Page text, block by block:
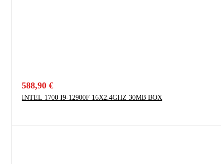
588,90 €
INTEL 1700 I9-12900F 16X2.4GHZ 30MB BOX